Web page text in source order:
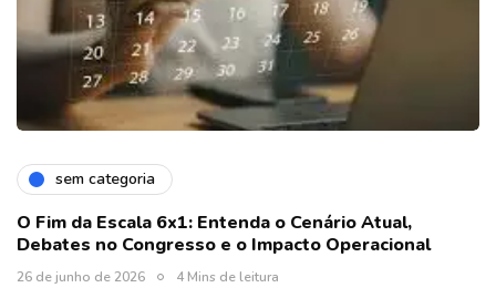
sem categoria
O Fim da Escala 6x1: Entenda o Cenário Atual,
Debates no Congresso e o Impacto Operacional
26 de junho de 2026 4 Mins de leitura